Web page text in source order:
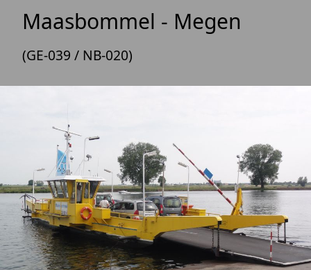
Maasbommel - Megen
(GE-039 / NB-020)